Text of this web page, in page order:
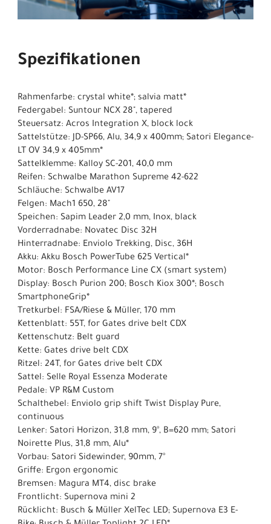
Spezifikationen
Rahmenfarbe: crystal white*; salvia matt*
Federgabel: Suntour NCX 28", tapered
Steuersatz: Acros Integration X, block lock
Sattelstütze: JD-SP66, Alu, 34,9 x 400mm; Satori Elegance-
LT OV 34,9 x 405mm*
Sattelklemme: Kalloy SC-201, 40,0 mm
Reifen: Schwalbe Marathon Supreme 42-622
Schläuche: Schwalbe AV17
Felgen: Mach1 650, 28"
Speichen: Sapim Leader 2,0 mm, Inox, black
Vorderradnabe: Novatec Disc 32H
Hinterradnabe: Enviolo Trekking, Disc, 36H
Akku: Akku Bosch PowerTube 625 Vertical*
Motor: Bosch Performance Line CX (smart system)
Display: Bosch Purion 200; Bosch Kiox 300*; Bosch
SmartphoneGrip*
Tretkurbel: FSA/Riese & Müller, 170 mm
Kettenblatt: 55T, for Gates drive belt CDX
Kettenschutz: Belt guard
Kette: Gates drive belt CDX
Ritzel: 24T, for Gates drive belt CDX
Sattel: Selle Royal Essenza Moderate
Pedale: VP R&M Custom
Schalthebel: Enviolo grip shift Twist Display Pure,
continuous
Lenker: Satori Horizon, 31,8 mm, 9°, B=620 mm; Satori
Noirette Plus, 31,8 mm, Alu*
Vorbau: Satori Sidewinder, 90mm, 7°
Griffe: Ergon ergonomic
Bremsen: Magura MT4, disc brake
Frontlicht: Supernova mini 2
Rücklicht: Busch & Müller XelTec LED; Supernova E3 E-